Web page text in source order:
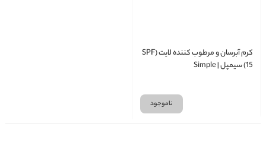
کرم آبرسان و مرطوب کننده لایت (SPF
15) سیمپل | Simple
ناموجود